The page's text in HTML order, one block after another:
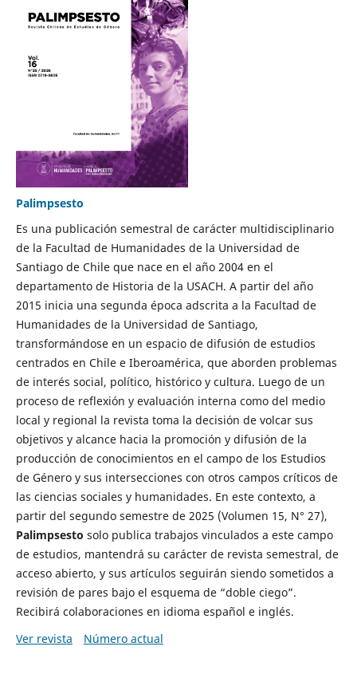
Palimpsesto
Es una publicación semestral de carácter multidisciplinario
de la Facultad de Humanidades de la Universidad de
Santiago de Chile que nace en el año 2004 en el
departamento de Historia de la USACH. A partir del año
2015 inicia una segunda época adscrita a la Facultad de
Humanidades de la Universidad de Santiago,
transformándose en un espacio de difusión de estudios
centrados en Chile e Iberoamérica, que aborden problemas
de interés social, político, histórico y cultura. Luego de un
proceso de reflexión y evaluación interna como del medio
local y regional la revista toma la decisión de volcar sus
objetivos y alcance hacia la promoción y difusión de la
producción de conocimientos en el campo de los Estudios
de Género y sus intersecciones con otros campos críticos de
las ciencias sociales y humanidades. En este contexto, a
partir del segundo semestre de 2025 (Volumen 15, N° 27),
Palimpsesto solo publica trabajos vinculados a este campo
de estudios, mantendrá su carácter de revista semestral, de
acceso abierto, y sus artículos seguirán siendo sometidos a
revisión de pares bajo el esquema de “doble ciego”.
Recibirá colaboraciones en idioma español e inglés.
Ver revista
Número actual